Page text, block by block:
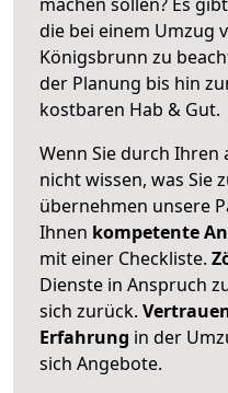
die bei einem Umzug
Königsbrunn zu
der Planung bis hin
kostbaren Hab & Gut.
Wenn Sie durch
nicht wissen, was Sie
übernehmen unsere
Ihnen kompetente
mit einer Checkliste.
Dienste in Anspruch
sich zurück.
Erfahrung in der
sich Angebote.